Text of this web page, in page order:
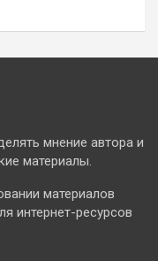
мнение автора и
материалы.
материалов
интернет-ресурсов